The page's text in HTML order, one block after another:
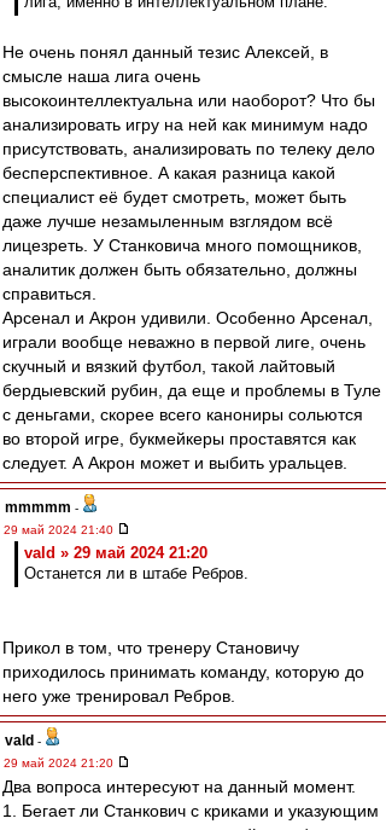
Не очень понял данный тезис Алексей, в
смысле наша лига очень
высокоинтеллектуальна или наоборот? Что бы
анализировать игру на ней как минимум надо
присутствовать, анализировать по телеку дело
бесперспективное. А какая разница какой
специалист её будет смотреть, может быть
даже лучше незамыленным взглядом всё
лицезреть. У Станковича много помощников,
аналитик должен быть обязательно, должны
справиться.
Арсенал и Акрон удивили. Особенно Арсенал,
играли вообще неважно в первой лиге, очень
скучный и вязкий футбол, такой лайтовый
бердыевский рубин, да еще и проблемы в Туле
с деньгами, скорее всего канониры сольются
во второй игре, букмейкеры проставятся как
следует. А Акрон может и выбить уральцев.
mmmmm -
29 май 2024 21:40
vald » 29 май 2024 21:20
Останется ли в штабе Ребров.
Прикол в том, что тренеру Становичу
приходилось принимать команду, которую до
него уже тренировал Ребров.
vald -
29 май 2024 21:20
Два вопроса интересуют на данный момент.
1. Бегает ли Станкович с криками и указующим